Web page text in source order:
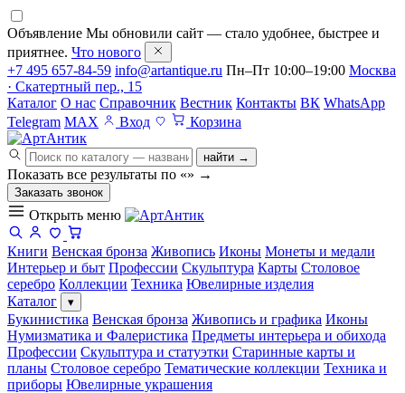
Объявление Мы обновили сайт — стало удобнее, быстрее и
приятнее. Что нового
+7 495 657-84-59 info@artantique.ru Пн–Пт 10:00–19:00 Москва
· Скатертный пер., 15
Каталог О нас Справочник Вестник Контакты ВК WhatsApp
Telegram MAX Вход Корзина
найти →
Показать все результаты по «» →
Заказать звонок
Открыть меню
Книги Венская бронза Живопись Иконы Монеты и медали
Интерьер и быт Профессии Скульптура Карты Столовое
серебро Коллекции Техника Ювелирные изделия
Каталог
▾
Букинистика Венская бронза Живопись и графика Иконы
Нумизматика и Фалеристика Предметы интерьера и обихода
Профессии Скульптура и статуэтки Старинные карты и
планы Столовое серебро Тематические коллекции Техника и
приборы Ювелирные украшения